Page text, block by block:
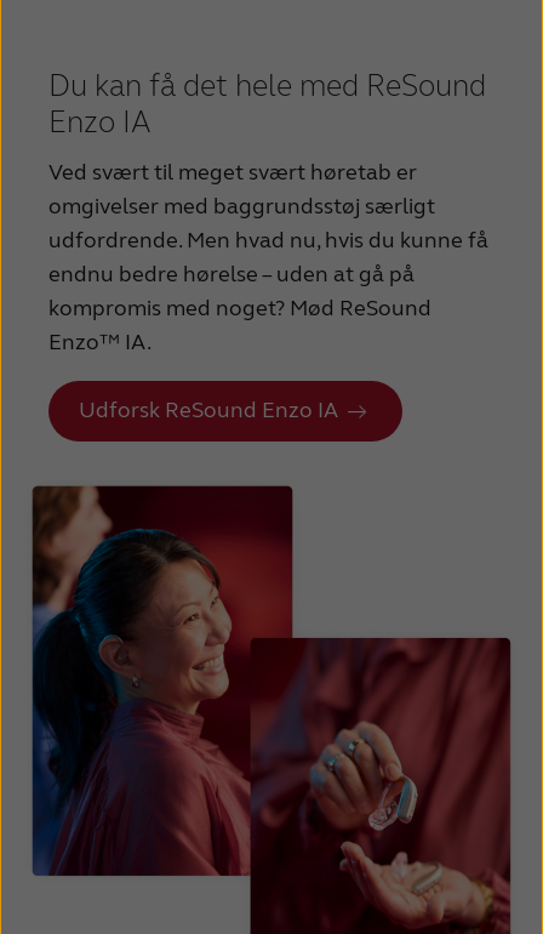
Du kan få det hele med ReSound
Enzo IA
Ved svært til meget svært høretab er
omgivelser med baggrundsstøj særligt
udfordrende. Men hvad nu, hvis du kunne få
endnu bedre hørelse – uden at gå på
kompromis med noget? Mød ReSound
Enzo™ IA.
Udforsk ReSound Enzo IA